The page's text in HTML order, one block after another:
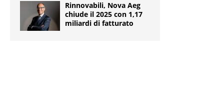
Rinnovabili, Nova Aeg
chiude il 2025 con 1,17
miliardi di fatturato